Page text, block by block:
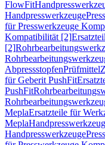
FlowFit
Handpresswerkzeuge
für Presswerkzeuge
Kompatibilität [2]
[2]
AbpressstopfenPrüfmittel
für Geberit PushFit
PushFit
MeplaErsatzteile für
Mepla
Handpresswerkzeuge